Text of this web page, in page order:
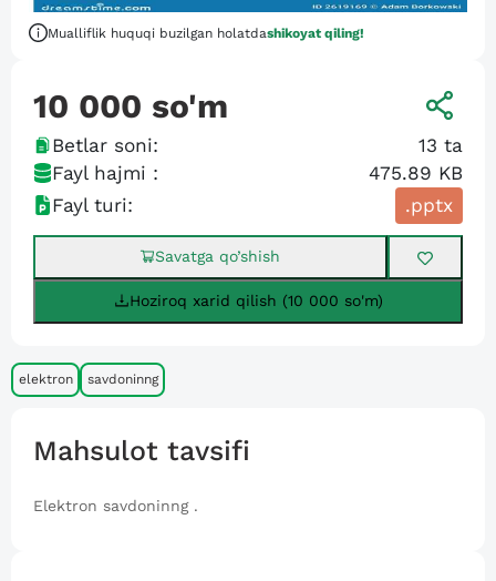
Mualliflik huquqi buzilgan holatdashikoyat qiling!
10 000 so'm
Betlar soni: 13 ta
Fayl hajmi :
475.89 KB
Fayl turi:
.pptx
Savatga qo’shish
Hoziroq xarid qilish (10 000 so'm)
elektron savdoninng
Mahsulot tavsifi
Elektron savdoninng .